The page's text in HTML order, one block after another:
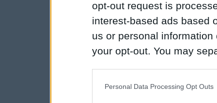
opt-out request is
interest-based ads based
us or personal
your opt-out. You may
Personal Data Processing Opt Outs